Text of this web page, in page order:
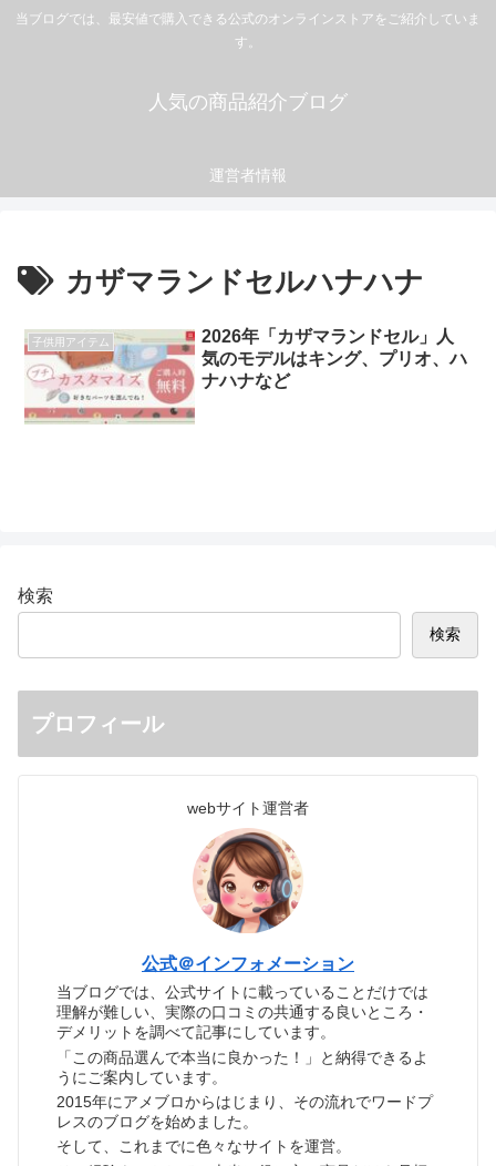
当ブログでは、最安値で購入できる公式のオンラインストアをご紹介していま
す。
人気の商品紹介ブログ
運営者情報
カザマランドセルハナハナ
子供用アイテム
2026年「カザマランドセル」人
気のモデルはキング、プリオ、ハ
ナハナなど
検索
検索
プロフィール
webサイト運営者
公式＠インフォメーション
当ブログでは、公式サイトに載っていることだけでは
理解が難しい、実際の口コミの共通する良いところ・
デメリットを調べて記事にしています。
「この商品選んで本当に良かった！」と納得できるよ
うにご案内しています。
2015年にアメブロからはじまり、その流れでワードプ
レスのブログを始めました。
そして、これまでに色々なサイトを運営。